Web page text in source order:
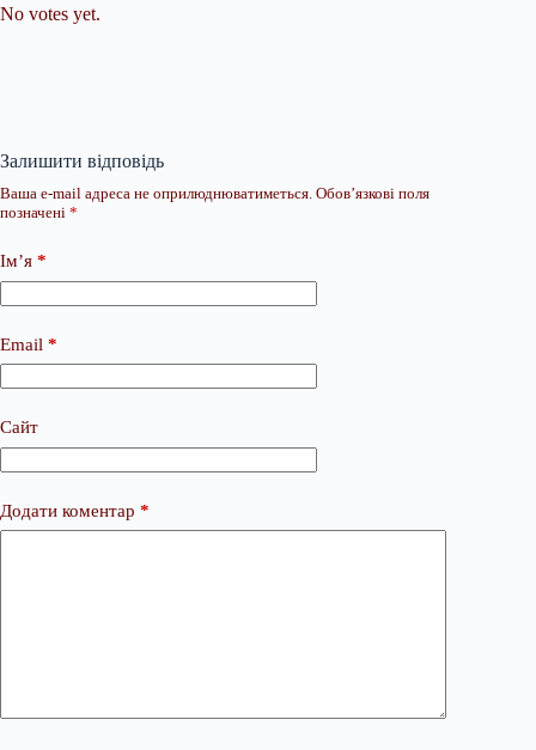
No votes yet.
Залишити відповідь
Ваша e-mail адреса не оприлюднюватиметься. Обов’язкові поля
позначені *
Ім’я *
Email *
Сайт
Додати коментар *